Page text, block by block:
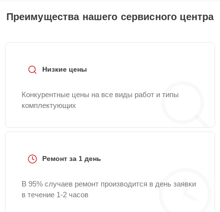
Преимущества нашего сервисного центра
Низкие цены
Конкурентные цены на все виды работ и типы
комплектующих
Ремонт за 1 день
В 95% случаев ремонт производится в день заявки
в течение 1-2 часов